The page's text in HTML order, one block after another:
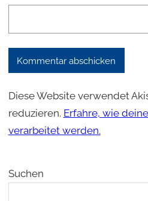
Diese Website verwendet
reduzieren. Erfahre, wie
verarbeitet werden.
Suchen